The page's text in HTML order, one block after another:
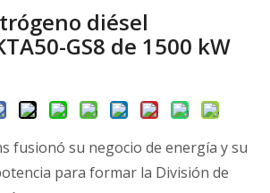
diésel
GS8 de 1500 kW
fusionó su negocio de energía y su
para formar la División de